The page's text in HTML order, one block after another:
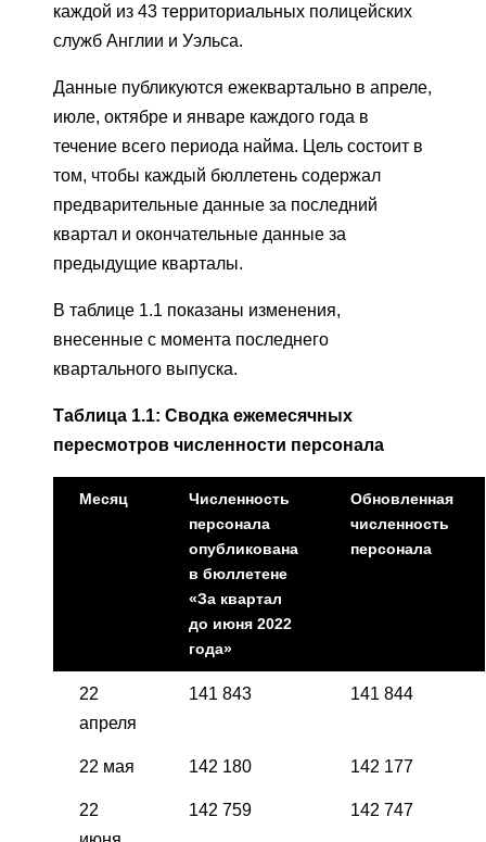
каждой из 43 территориальных полицейских
служб Англии и Уэльса.
Данные публикуются ежеквартально в апреле,
июле, октябре и январе каждого года в
течение всего периода найма. Цель состоит в
том, чтобы каждый бюллетень содержал
предварительные данные за последний
квартал и окончательные данные за
предыдущие кварталы.
В таблице 1.1 показаны изменения,
внесенные с момента последнего
квартального выпуска.
Таблица 1.1: Сводка ежемесячных
пересмотров численности персонала
Месяц
Численность
персонала
опубликована
в бюллетене
«За квартал
до июня 2022
года»
Обновленная
численность
персонала
22
апреля
141 843 141 844
22 мая 142 180 142 177
22
142 759 142 747